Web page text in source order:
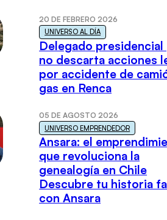
20 DE FEBRERO 2026
UNIVERSO AL DÍA
Delegado presidencial
no descarta acciones
por accidente de
gas en Renca
05 DE AGOSTO 2026
UNIVERSO EMPRENDEDOR
Ansara: el
que revoluciona la
genealogía en Chile
Descubre tu historia
con Ansara